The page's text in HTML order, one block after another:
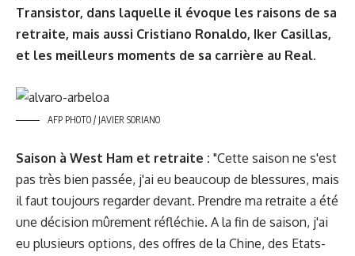
Transistor, dans laquelle il évoque les raisons de sa
retraite, mais aussi Cristiano Ronaldo, Iker Casillas,
et les meilleurs moments de sa carrière au Real.
AFP PHOTO / JAVIER SORIANO
Saison à West Ham et retraite : "Cette saison ne s'est
pas très bien passée, j'ai eu beaucoup de blessures, mais
il faut toujours regarder devant. Prendre ma retraite a été
une décision mûrement réfléchie. A la fin de saison, j'ai
eu plusieurs options, des offres de la Chine, des Etats-